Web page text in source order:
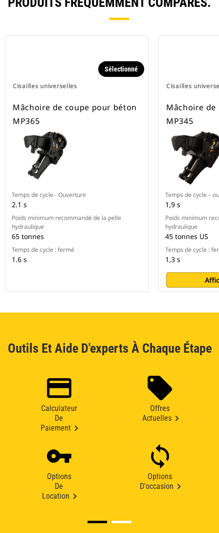
Cisailles universelles
Sélectionné
Mâchoire de coupe pour béton
MP365
Temps de cycle - Ouverture
2.1 s
Poids minimum recommandé de la pelle
hydraulique
65 tonnes
Temps de cycle : fermé
1.6 s
Cisailles
Mâchoire
MP345
Temps de cycle –
1,9 s
Poids minimum
hydraulique
45 tonnes US
Temps de cycle :
1,3 s
Outils Et Aide D'experts À Chaque Étape
Calculateur
De
Paiement
Offres
Actuelles
Options
De
Location
Options
D'occasion